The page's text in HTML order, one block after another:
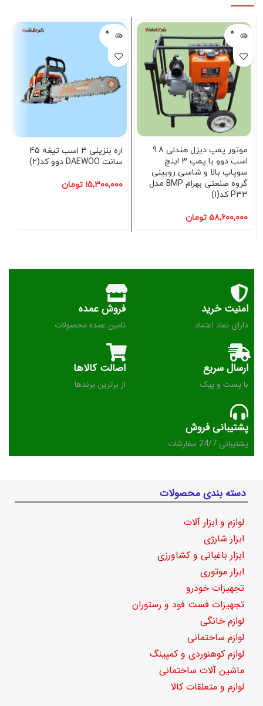
فروخته
شده
موتور پمپ دیزل هندلی 9.8
اسب دوو با پمپ 3 اینچ
سوپاپ بالا و شاسی روبینی
گروه صنعتی بهرام BMP مدل
P33 کد(1)
۵۸,۶۰۰,۰۰۰ تومان
فروخته
شده
اره بنزینی 3 اسب تیغه 45
سانت DAEWOO دوو کد(2)
۱۵,۳۰۰,۰۰۰ تومان
امنیت خرید
دارای نماد اعتماد
فروش عمده
تامین عمده محصولات
ارسال سریع
با پست و پیک
اصالت کالاها
از برترین برندها
پشتیبانی فروش
پشتیبانی 24/7 سفارشات
دسته بندی محصولات
لوازم و ابزار آلات
ابزار شارژی
ابزار باغبانی و کشاورزی
ابزار موتوری
تجهیزات خودرو
تجهیزات فست فود و رستوران
لوازم خانگی
لوازم ساختمانی
لوازم کوهنوردی و کمپینگ
ماشین آلات ساختمانی
لوازم و متعلقات کالا